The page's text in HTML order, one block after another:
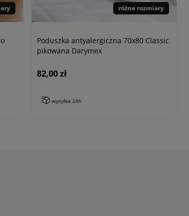
różne rozmiary
Poduszka antyalergiczna 70x80 Classic
pikowana Darymex
82,00 zł
wysyłka 24h